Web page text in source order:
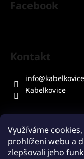
Využíváme
prohlížení webu a
zlepšovali jeho
Facebook
Kontakt
info@
Kabelkovice
Přijímáme